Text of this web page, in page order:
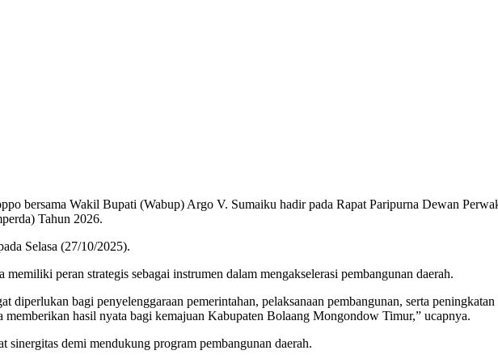
bersama Wakil Bupati (Wabup) Argo V. Sumaiku hadir pada Rapat Paripurna Dewan
Tahun 2026.
Selasa (27/10/2025).
peran strategis sebagai instrumen dalam mengakselerasi pembangunan daerah.
diperlukan bagi penyelenggaraan pemerintahan, pelaksanaan pembangunan, serta
memberikan hasil nyata bagi kemajuan Kabupaten Bolaang Mongondow Timur,” ucapnya.
demi mendukung program pembangunan daerah.